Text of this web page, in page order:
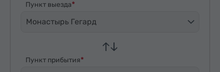
Пункт выезда
Монастырь Гегард
Пункт прибытия